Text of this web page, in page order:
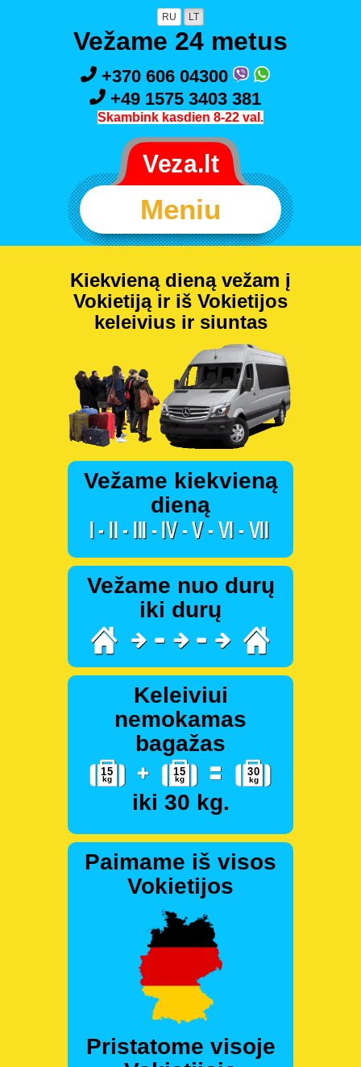
RU LT
Vežame 24 metus
+370 606 04300
+49 1575 3403 381
Skambink kasdien 8-22 val.
Meniu
Kiekvieną dieną vežam į
Vokietiją ir iš Vokietijos
keleivius ir siuntas
Vežame kiekvieną
dieną
Vežame nuo durų
iki durų
Keleiviui
nemokamas
bagažas
iki 30 kg.
Paimame iš visos
Vokietijos
Pristatome visoje